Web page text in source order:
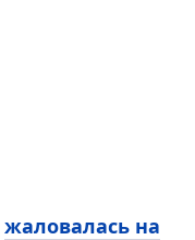
жаловалась на